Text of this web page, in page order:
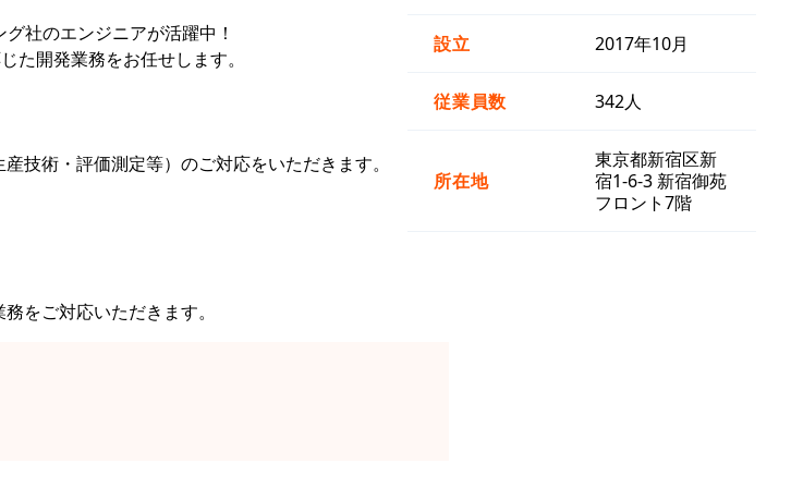
社のエンジニアが活躍中！
た開発業務をお任せします。
技術・評価測定等）のご対応をいただきます。
をご対応いただきます。
設立 2017年10月
従業員数 342人
所在地
東京都新宿区新
宿1-6-3 新宿御苑
フロント7階